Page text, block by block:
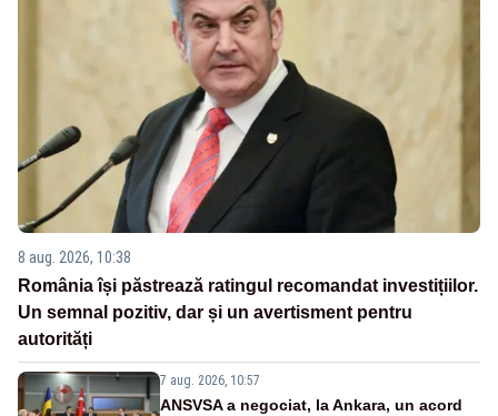
8 aug. 2026, 10:38
România își păstrează ratingul recomandat investițiilor.
Un semnal pozitiv, dar și un avertisment pentru
autorități
7 aug. 2026, 10:57
ANSVSA a negociat, la Ankara, un acord